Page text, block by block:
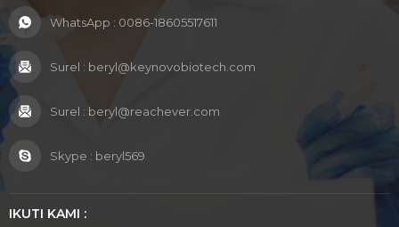
WhatsApp : 0086-18605517611
Surel : beryl@keynovobiotech.com
Surel : beryl@reachever.com
Skype : beryl569
IKUTI KAMI :